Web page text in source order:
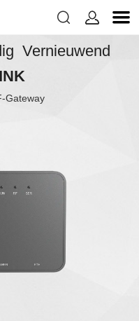
 
Vernieuwend
Gateway